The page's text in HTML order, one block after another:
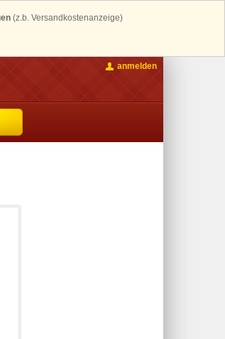
(z.b. Versandkostenanzeige)
anmelden